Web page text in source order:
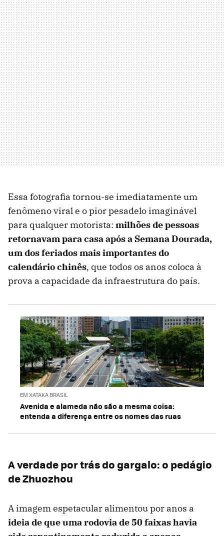
Essa fotografia tornou-se imediatamente um
fenômeno viral e o pior pesadelo imaginável
para qualquer motorista: milhões de pessoas
retornavam para casa após a Semana Dourada,
um dos feriados mais importantes do
calendário chinês, que todos os anos coloca à
prova a capacidade da infraestrutura do país.
EM XATAKA BRASIL
Avenida e alameda não são a mesma coisa:
entenda a diferença entre os nomes das ruas
A verdade por trás do gargalo: o pedágio
de Zhuozhou
A imagem espetacular alimentou por anos a
ideia de que uma rodovia de 50 faixas havia